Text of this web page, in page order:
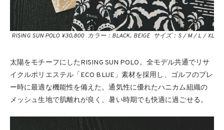
RISING SUN POLO ¥30,800 カラー：BLACK, BEIGE サイズ：S / M / L / XL
太陽をモチーフにしたRISING SUN POLO。全モデル共通でリサ
イクルポリエステル「ECO BLUE」素材を採用し、ゴルフのプレ
ー時に最適な機能性を備えた。通気性に優れたハニカム組織の
メッシュ生地で肌離れが良く、暑い時期でも快適に過ごせる。